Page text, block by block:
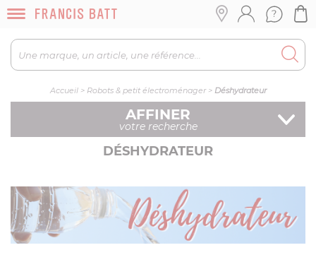
Accueil> Robots & petit électroménager> Déshydrateur
AFFINER
votre recherche
DÉSHYDRATEUR